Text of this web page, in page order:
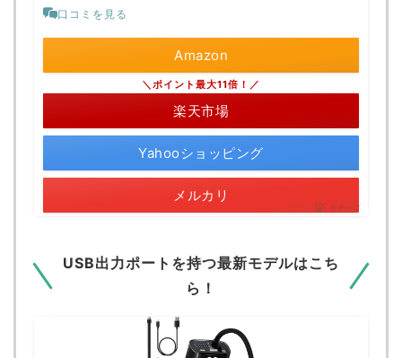
口コミを見る
Amazon
＼ポイント最大11倍！／
楽天市場
Yahooショッピング
メルカリ
ポチップ
USB出力ポートを持つ最新モデルはこち
ら！